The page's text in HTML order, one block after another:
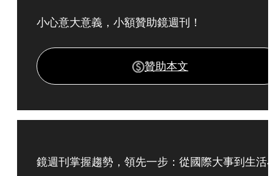
小心意大意義，小額贊助鏡週刊！
贊助本文
鏡週刊掌握趨勢，領先一步：從國際大事到生活